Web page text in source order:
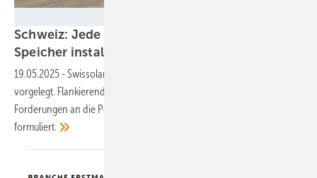
Schweiz: Jede zweite Solaranlage wird mit
Speicher installiert
19.05.2025 -Swissolar hat den ersten Speicherbericht der Schweiz
vorgelegt. Flankierend hat der Verband einige Vorschläge und
Forderungen an die Politik, die Netzbetreiber und die Solarbranche
formuliert.